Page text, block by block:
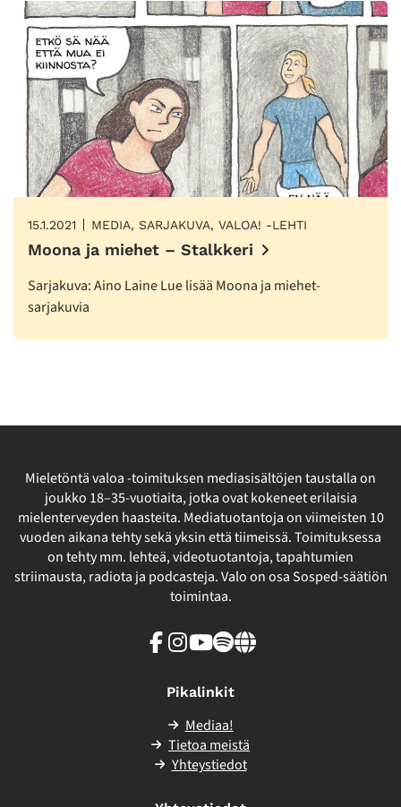
15.1.2021 MEDIA, SARJAKUVA, VALOA! -LEHTI
Moona ja miehet – Stalkkeri
Sarjakuva: Aino Laine Lue lisää Moona ja miehet-
sarjakuvia
Mieletöntä valoa -toimituksen mediasisältöjen taustalla on
joukko 18–35-vuotiaita, jotka ovat kokeneet erilaisia
mielenterveyden haasteita. Mediatuotantoja on viimeisten 10
vuoden aikana tehty sekä yksin että tiimeissä. Toimituksessa
on tehty mm. lehteä, videotuotantoja, tapahtumien
striimausta, radiota ja podcasteja. Valo on osa Sosped-säätiön
toimintaa.
Facebook
Instagram
Youtube
SpotifyLinkki
Pikalinkit
Mediaa!
Tietoa meistä
Yhteystiedot